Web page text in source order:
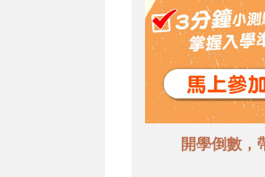
開學倒數，